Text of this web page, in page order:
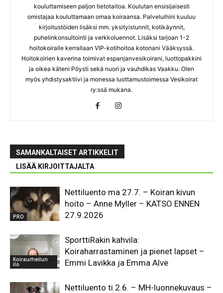
kouluttamiseen paljon tietotaitoa. Koulutan ensisijaisesti
omistajaa kouluttamaan omaa koiraansa. Palveluihini kuuluu
kirjoitustöiden lisäksi mm. yksityistunnit, kotikäynnit,
puhelinkonsultointi ja verkkoluennot. Lisäksi tarjoan 1-2
hoitokoiralle kerrallaan VIP-kotihoitoa kotonani Vääksyssä.
Hoitokoirien kaverina toimivat espanjanvesikoirani, luottopakkini
ja oikea käteni Pöysti sekä nuori ja vauhdikas Vaakku. Olen
myös yhdistysaktiivi ja monessa luottamustoimessa Vesikoirat
ry:ssä mukana.
SAMANKALTAISET ARTIKKELIT
LISÄÄ KIRJOITTAJALTA
PRO
Nettiluento ma 27.7. – Koiran kivun
hoito – Anne Myller – KATSO ENNEN
27.9.2026
Koiraurheilun
ilo
SporttiRakin kahvila:
Koiraharrastaminen ja pienet lapset –
Emmi Lavikka ja Emma Alve
Nettiluento ti 2.6. – MH-luonnekuvaus –